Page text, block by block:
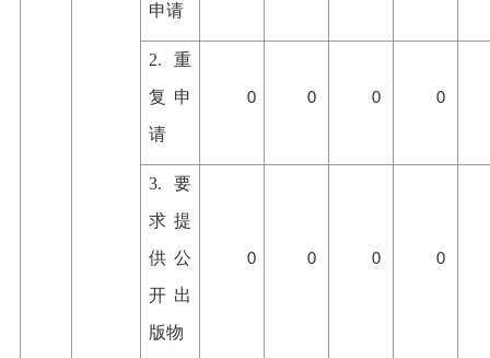
申请
2.重
复申
请
0 0 0 0
3.要
求提
供公
开出
版物
0 0 0 0